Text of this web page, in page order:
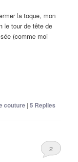
la toque, mon
le tour de tête de
(comme moi
couture |5 Replies
2